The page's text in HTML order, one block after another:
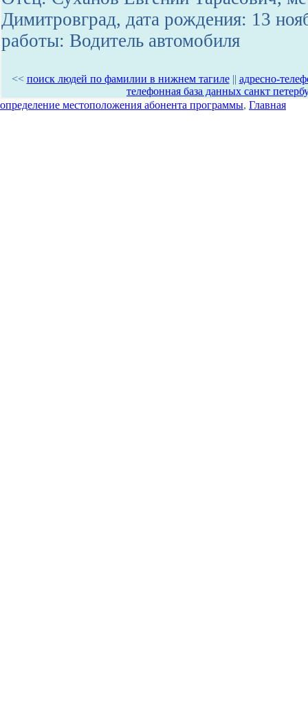
Димитровград, дата рождения: 13
работы: Водитель автомобиля
<< поиск людей по фамилии в нижнем тагиле|| адресно-
телефонная база данных санкт
определение местоположения абонента программы, Главная